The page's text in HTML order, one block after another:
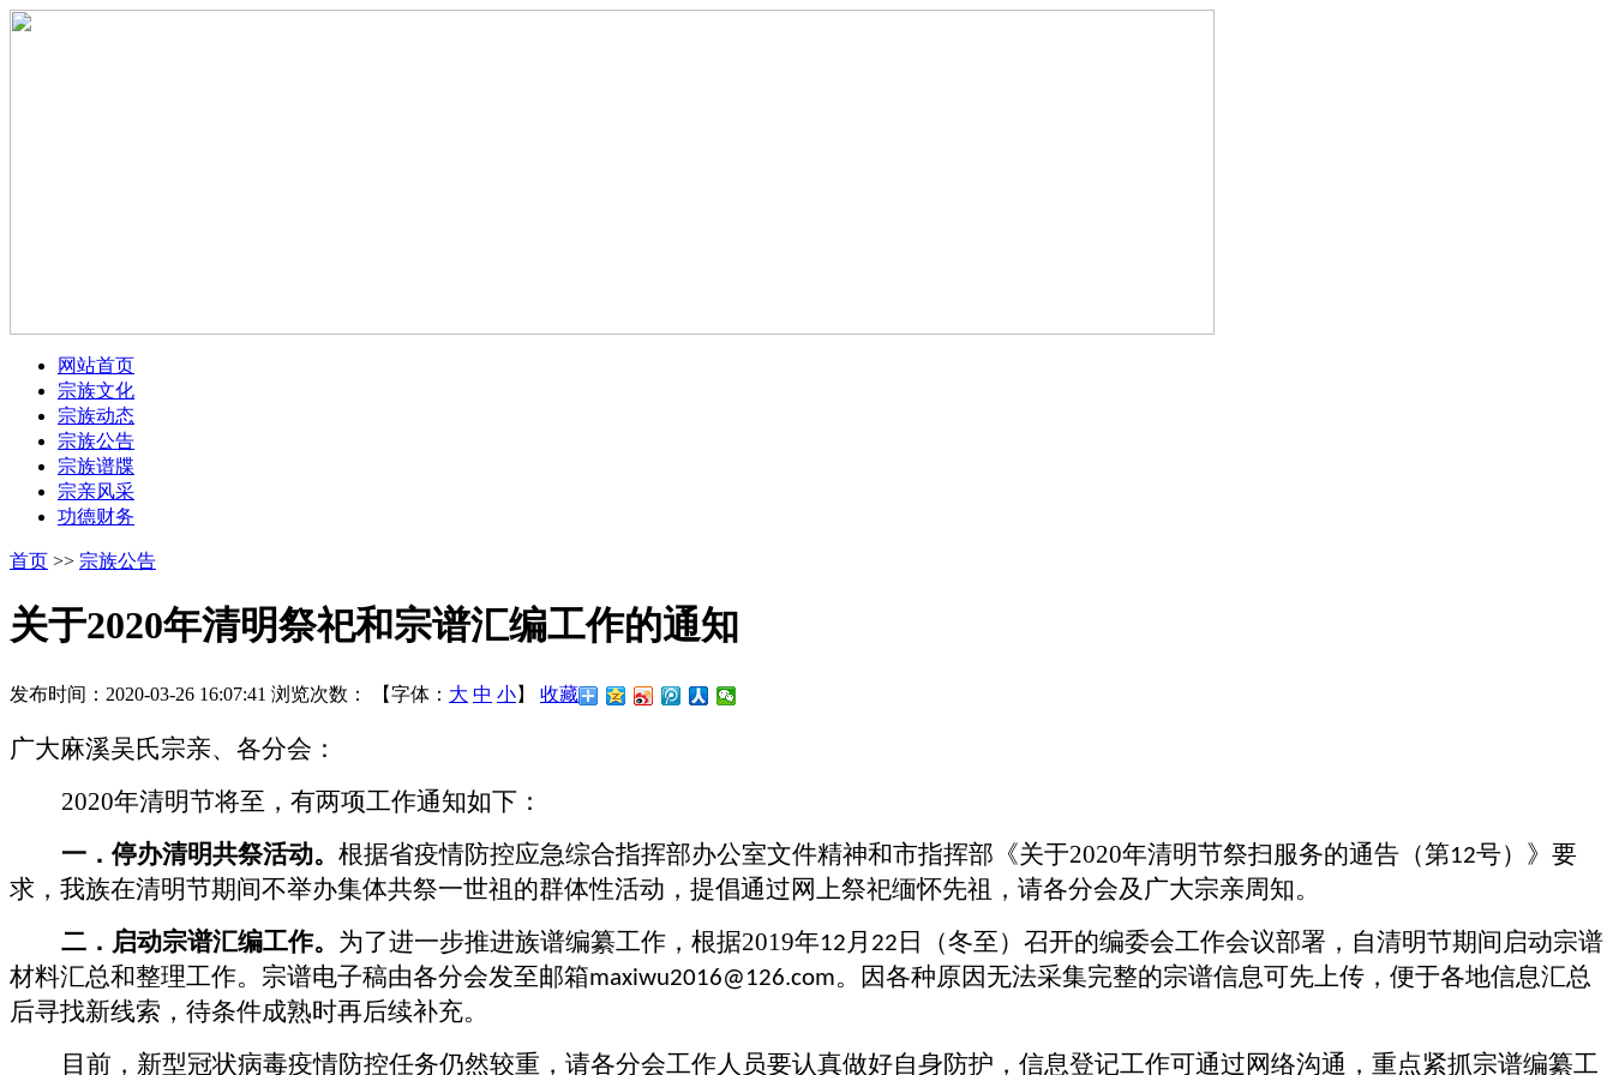
网站首页
宗族文化
宗族动态
宗族公告
宗族谱牒
宗亲风采
功德财务
首页 >> 宗族公告
关于2020年清明祭祀和宗谱汇编工作的通知
发布时间：2020-03-26 16:07:41 浏览次数： 【字体： 大 中 小】 收藏
广大麻溪吴氏宗亲、各分会：
2020年清明节将至，有两项工作通知如下：
一．停办清明共祭活动。 根据省疫情防控应急综合指挥部办公室文件精神和市指挥部《关于2020年清明节祭扫服务的通告（第12号）》要
求，我族在清明节期间不举办集体共祭一世祖的群体性活动，提倡通过网上祭祀缅怀先祖，请各分会及广大宗亲周知。
二．启动宗谱汇编工作。 为了进一步推进族谱编纂工作，根据2019年12月 22 日（冬至）召开的编委会工作会议部署，自清明节期间启动宗谱
材料汇总和整理工作。宗谱电子稿由各分会发至邮箱maxiwu2016@126.com。因各种原因无法采集完整的宗谱信息可先上传，便于各地信息汇总
后寻找新线索，待条件成熟时再后续补充。
目前，新型冠状病毒疫情防控任务仍然较重，请各分会工作人员要认真做好自身防护，信息登记工作可通过网络沟通，重点紧抓宗谱编纂工